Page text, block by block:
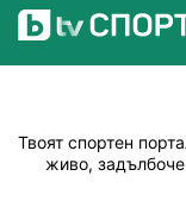
Твоят спортен
живо,